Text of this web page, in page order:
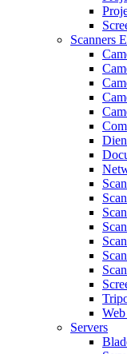
Scanners
Servers